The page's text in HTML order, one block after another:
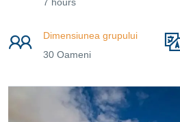
Dimensiunea grupului
30 Oameni